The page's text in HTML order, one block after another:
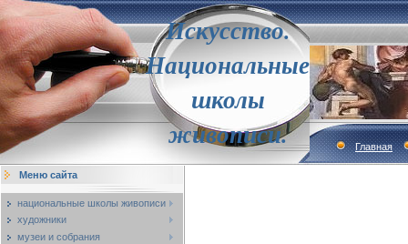
Искусство.
Национальные
школы
живописи.
Главная
Меню сайта
национальные школы живописи
художники
музеи и собрания